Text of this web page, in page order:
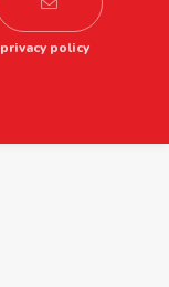
privacy policy